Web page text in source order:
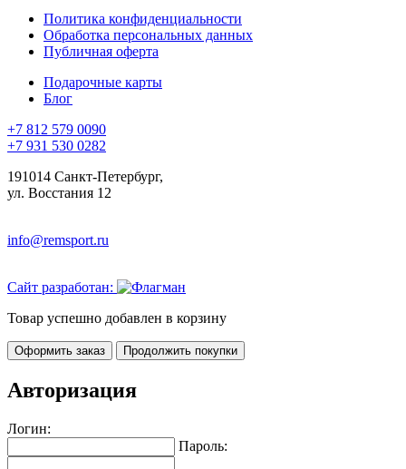
Политика конфиденциальности
Обработка персональных данных
Публичная оферта
Подарочные карты
Блог
+7 812 579 0090
+7 931 530 0282
191014 Санкт-Петербург,
ул. Восстания 12
info@remsport.ru
Сайт разработан:
Товар успешно добавлен в корзину
Оформить заказ Продолжить покупки
Авторизация
Логин:
Пароль: